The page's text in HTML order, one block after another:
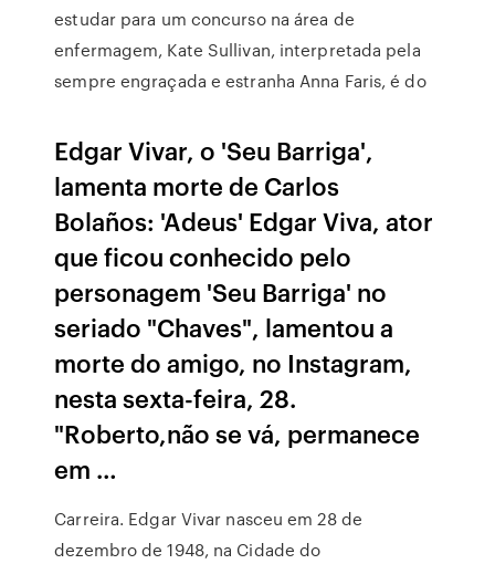
estudar para um concurso na área de
enfermagem, Kate Sullivan, interpretada pela
sempre engraçada e estranha Anna Faris, é do
Edgar Vivar, o 'Seu Barriga',
lamenta morte de Carlos
Bolaños: 'Adeus' Edgar Viva, ator
que ficou conhecido pelo
personagem 'Seu Barriga' no
seriado "Chaves", lamentou a
morte do amigo, no Instagram,
nesta sexta-feira, 28.
"Roberto,não se vá, permanece
em …
Carreira. Edgar Vivar nasceu em 28 de
dezembro de 1948, na Cidade do